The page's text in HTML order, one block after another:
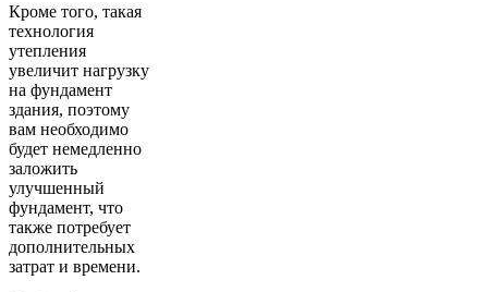
Кроме того, такая
технология
утепления
увеличит нагрузку
на фундамент
здания, поэтому
вам необходимо
будет немедленно
заложить
улучшенный
фундамент, что
также потребует
дополнительных
затрат и времени.